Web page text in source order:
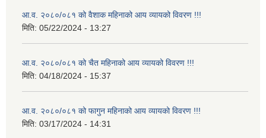
आ.व. २०८०/०८१ को वैशाक महिनाको आय व्यायको विवरण !!!
मिति: 05/22/2024 - 13:27
आ.व. २०८०/०८१ को चैत महिनाको आय व्यायको विवरण !!!
मिति: 04/18/2024 - 15:37
आ.व. २०८०/०८१ को फागुन महिनाको आय व्यायको विवरण !!!
मिति: 03/17/2024 - 14:31